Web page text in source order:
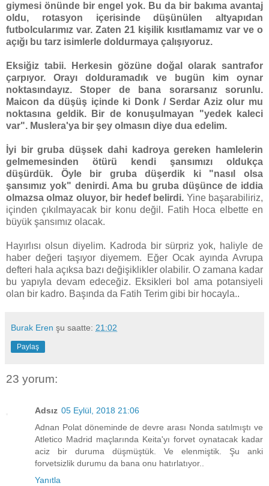
giymesi önünde bir engel yok. Bu da bir bakıma avantaj
oldu, rotasyon içerisinde düşünülen altyapıdan
futbolcularımız var. Zaten 21 kişilik kısıtlamamız var ve o
açığı bu tarz isimlerle doldurmaya çalışıyoruz.
Eksiğiz tabii. Herkesin gözüne doğal olarak santrafor
çarpıyor. Orayı dolduramadık ve bugün kim oynar
noktasındayız. Stoper de bana sorarsanız sorunlu.
Maicon da düşüş içinde ki Donk / Serdar Aziz olur mu
noktasına geldik. Bir de konuşulmayan "yedek kaleci
var". Muslera'ya bir şey olmasın diye dua edelim.
İyi bir gruba düşsek dahi kadroya gereken hamlelerin
gelmemesinden ötürü kendi şansımızı oldukça
düşürdük. Öyle bir gruba düşerdik ki "nasıl olsa
şansımız yok" denirdi. Ama bu gruba düşünce de iddia
olmazsa olmaz oluyor, bir hedef belirdi. Yine başarabiliriz,
içinden çıkılmayacak bir konu değil. Fatih Hoca elbette en
büyük şansımız olacak.
Hayırlısı olsun diyelim. Kadroda bir sürpriz yok, haliyle de
haber değeri taşıyor diyemem. Eğer Ocak ayında Avrupa
defteri hala açıksa bazı değişiklikler olabilir. O zamana kadar
bu yapıyla devam edeceğiz. Eksikleri bol ama potansiyeli
olan bir kadro. Başında da Fatih Terim gibi bir hocayla..
Burak Eren şu saatte: 21:02
Paylaş
23 yorum:
Adsız 05 Eylül, 2018 21:06
Adnan Polat döneminde de devre arası Nonda satılmıştı ve
Atletico Madrid maçlarında Keita'yı forvet oynatacak kadar
aciz bir duruma düşmüştük. Ve elenmiştik. Şu anki
forvetsizlik durumu da bana onu hatırlatıyor..
Yanıtla